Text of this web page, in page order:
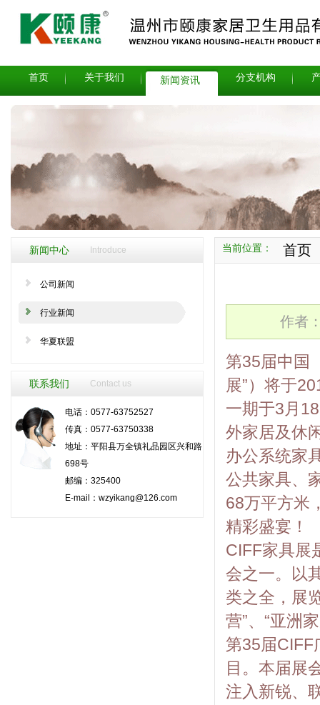
首页 关于我们 新闻资讯 分支机构
新闻中心 Introduce
公司新闻
行业新闻
华夏联盟
联系我们 Contact us
电话：0577-63752527
传真：0577-63750338
地址：平阳县万全镇礼品园区兴和路
698号
邮编：325400
E-mail： wzyikang@126.com
当前位置： 首页
作者
第35届中国
展”）将于
一期于3月
外家居及休
办公系统家
公共家具、
68万平方米
精彩盛宴！
CIFF家具展
会之一。以
类之全，展
营”、“亚洲
第35届CIFF
目。本届展
注入新锐、